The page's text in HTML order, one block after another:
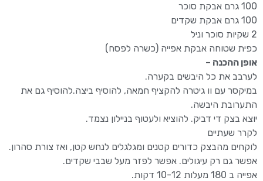
100 גרם אבקת סוכר
100 גרם אבקת שקדים
2 שקיות סוכר וניל
כפית שטוחה אבקת אפייה (כשרה לפסח)
אופן ההכנה –
לערבב את כל היבשים בקערה.
במיקסר עם וו גיטרה להקציף חמאה, להוסיף ביצה.להוסיף גם את
התערובת היבשה.
יוצא בצק די דביק. להוציא ולעטוף בניילון נצמד.
לקרר שעתיים
לוקחים מהבצק כדורים קטנים ומגלגלים לנחש קטן, ואז צורת סהרון.
אפשר גם רק עיגולים. אפשר לפזר מעל שבבי שקדים.
אפייה ב 180 מעלות 10-12 דקות.